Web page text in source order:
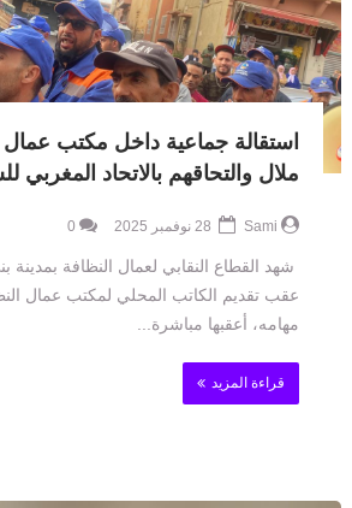
استقالة جماعية داخل مكتب عمال
ملال والتحاقهم بالاتحاد المغربي
Sami
0
شهد القطاع النقابي لعمال النظافة بمدينة
عقب تقديم الكاتب المحلي لمكتب عمال
مهامه، أعقبها مباشرة...
قراءة المزيد